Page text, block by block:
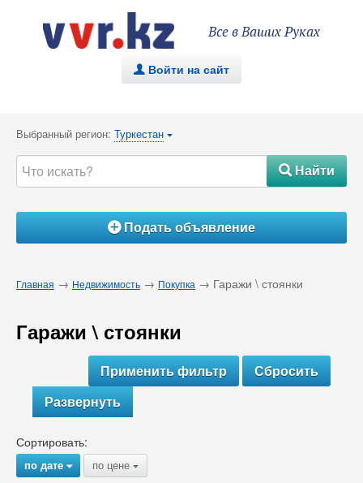
Все в Ваших Руках
. Войти на сайт
Выбранный регион: Туркестан {
#Найти
ÁПодать объявление
Главная → Недвижимость → Покупка → Гаражи \ стоянки
Гаражи \ стоянки
Развернуть
Сортировать:
по дате{ по цене {